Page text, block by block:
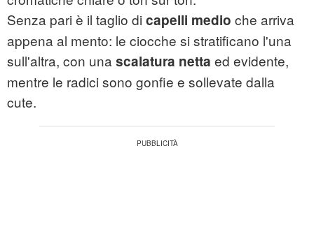
Senza pari è il taglio di capelli medio che arriva
appena al mento: le ciocche si stratificano l'una
sull'altra, con una scalatura netta ed evidente,
mentre le radici sono gonfie e sollevate dalla
cute.